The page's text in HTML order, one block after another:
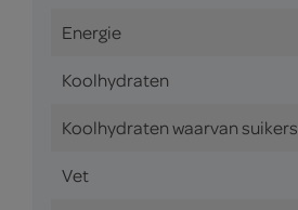
Energie
Koolhydraten
Koolhydraten waarvan suikers
Vet